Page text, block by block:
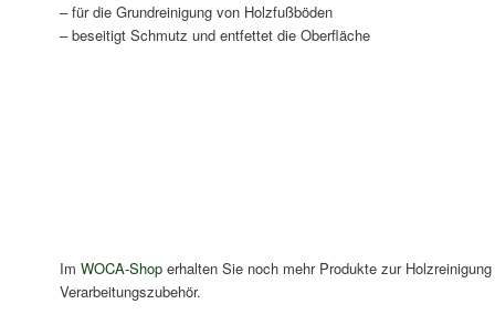
– für die Grundreinigung von Holzfußböden
– beseitigt Schmutz und entfettet die Oberfläche
Im WOCA-Shoperhalten Sie noch mehr Produkte zur
Verarbeitungszubehör.